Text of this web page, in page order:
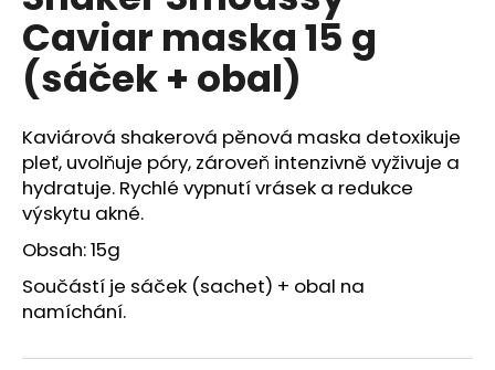
0,0
z
5
hvězdiček.
Caviar maska 15 g
(sáček + obal)
Kaviárová shakerová pěnová maska detoxikuje
pleť, uvolňuje póry, zároveň intenzivně vyživuje a
hydratuje. Rychlé vypnutí vrásek a redukce
výskytu akné.
Obsah: 15g
Součástí je sáček (sachet) + obal na
namíchání.
a
j
í
?
D